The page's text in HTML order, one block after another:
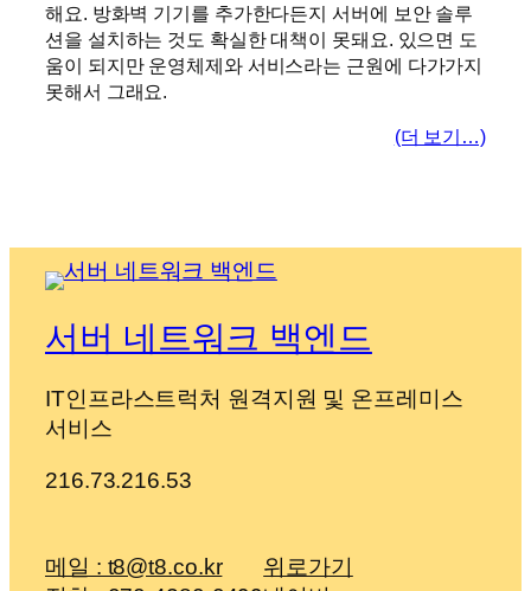
해요. 방화벽 기기를 추가한다든지 서버에 보안 솔루
션을 설치하는 것도 확실한 대책이 못돼요. 있으면 도
움이 되지만 운영체제와 서비스라는 근원에 다가가지
못해서 그래요.
(더 보기…)
서버 네트워크 백엔드
IT인프라스트럭처 원격지원 및 온프레미스
서비스
216.73.216.53
메일 : t8@t8.co.kr
위로가기